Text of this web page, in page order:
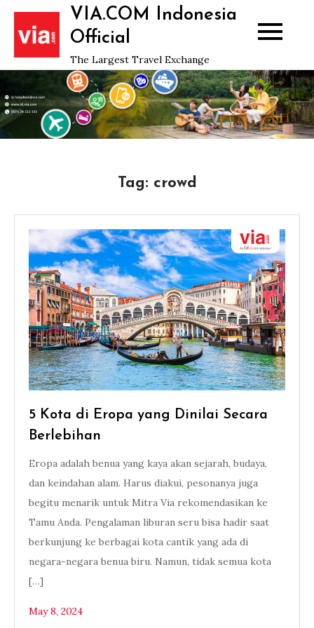
Skip
content
VIA.COM Indonesia
Official
The Largest Travel Exchange
Tag: crowd
5 Kota di Eropa yang Dinilai Secara
Berlebihan
Eropa adalah benua yang kaya akan sejarah, budaya,
dan keindahan alam. Harus diakui, pesonanya juga
begitu menarik untuk Mitra Via rekomendasikan ke
Tamu Anda. Pengalaman liburan seru bisa hadir saat
berkunjung ke berbagai kota cantik yang ada di
negara-negara benua biru. Namun, tidak semua kota
[…]
May 8, 2024